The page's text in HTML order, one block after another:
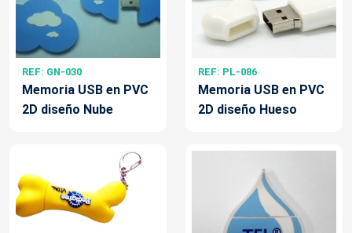
REF: GN-030
Memoria USB en PVC
2D diseño Nube
REF: PL-086
Memoria USB en PVC
2D diseño Hueso